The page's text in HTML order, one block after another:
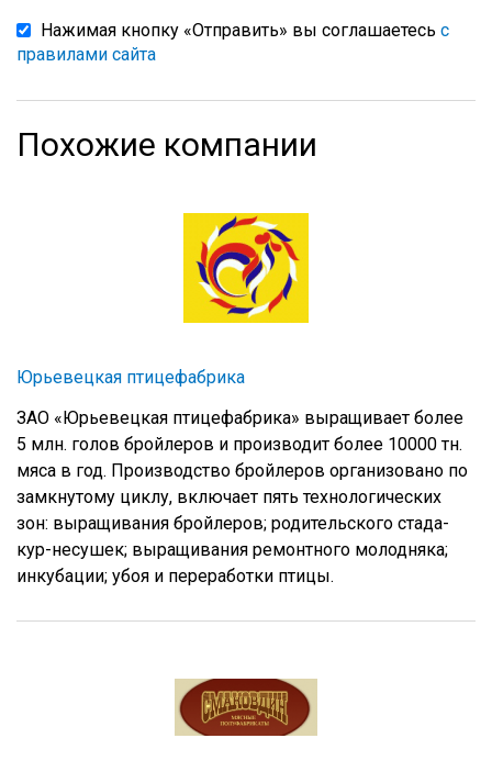
Нажимая кнопку «Отправить» вы соглашаетесь с
правилами сайта
Похожие компании
Юрьевецкая птицефабрика
ЗАО «Юрьевецкая птицефабрика» выращивает более
5 млн. голов бройлеров и производит более 10000 тн.
мяса в год. Производство бройлеров организовано по
замкнутому циклу, включает пять технологических
зон: выращивания бройлеров; родительского стада-
кур-несушек; выращивания ремонтного молодняка;
инкубации; убоя и переработки птицы.